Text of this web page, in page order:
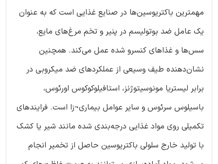
مهمترین باکتریوسین‌ها در صنایع غذایی است که به عنوان
یک عامل ضد بوتولیسم در پنیر و تخم مرغ‌های مایع،
سس‌ها و غذاهای کنسرو شده عمل می‌کند. همچنین
نشان‌دهنده طیف وسیعی از عملکردهای ضد میکروبی در
برابر لیستریا مونوسیتوژنز، استافیلوکوکوس اورئوس،
باسیلوس سرئوس و سایر عوامل بیماری¬زا است. فرایندهای
تکمیلی روی مواد غذایی درجه‌بندی شده مانند شیر یا کشک
با تولید خارج سلولی باکتریوسین حاصل از تخمیر انجام